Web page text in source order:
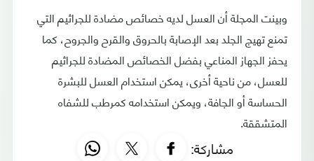
وبينت المجلة أن العسل لديه خصائص مضادة للجراثيم التي
تمنع تهيج الجلد بعد الإصابة بالحروق والقرح والجروح، كما
يحفز الجهاز المناعي بفضل الخصائص المضادة للجراثيم
للعسل، من ناحية أخرى، يمكن استخدام العسل للبشرة
الحساسة أو الجافة، ويمكن استخدامه كمرطب للشفاه
المتشققة.
مشاركة: